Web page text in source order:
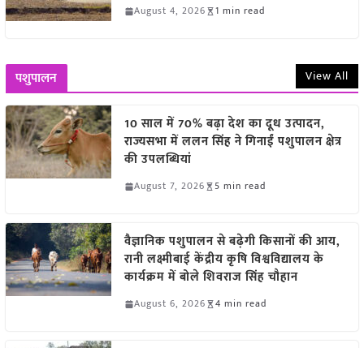
August 4, 2026 1 min read
पशुपालन View All
10 साल में 70% बढ़ा देश का दूध उत्पादन,
राज्यसभा में ललन सिंह ने गिनाईं पशुपालन क्षेत्र
की उपलब्धियां
August 7, 2026 5 min read
वैज्ञानिक पशुपालन से बढ़ेगी किसानों की आय,
रानी लक्ष्मीबाई केंद्रीय कृषि विश्वविद्यालय के
कार्यक्रम में बोले शिवराज सिंह चौहान
August 6, 2026 4 min read